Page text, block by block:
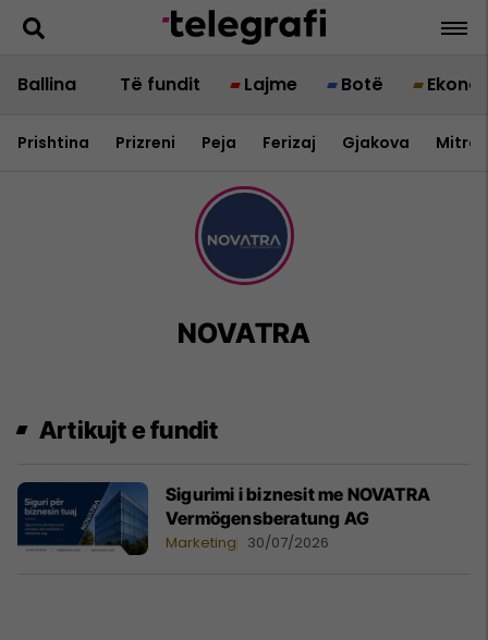
Ballina Të fundit Lajme Botë
Prishtina Prizreni Peja Ferizaj Gjakova
NOVATRA
Artikujt e fundit
Sigurimi i biznesit me NOVATRA
Vermögensberatung AG
Marketing 30/07/2026